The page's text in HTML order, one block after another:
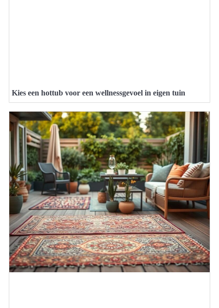
Kies een hottub voor een wellnessgevoel in eigen tuin